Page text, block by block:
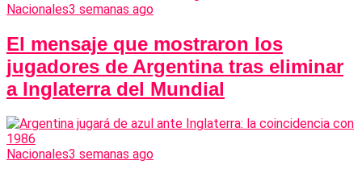
Nacionales3 semanas ago
El mensaje que mostraron los
jugadores de Argentina tras eliminar
a Inglaterra del Mundial
Nacionales3 semanas ago